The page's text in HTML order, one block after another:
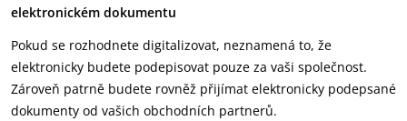
elektronickém dokumentu
Pokud se rozhodnete digitalizovat, neznamená to, že
elektronicky budete podepisovat pouze za vaši společnost.
Zároveň patrně budete rovněž přijímat elektronicky podepsané
dokumenty od vašich obchodních partnerů.